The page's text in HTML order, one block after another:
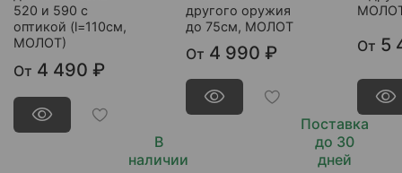
520 и 590 с
оптикой (l=110см,
МОЛОТ)
В
наличии
От 4 490 ₽
другого оружия
до 75см, МОЛОТ
Поставка
до 30
дней
От 4 990 ₽ От 5